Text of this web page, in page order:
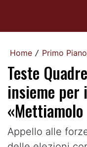
Home / Primo Piano
Teste
insieme per
Appello alle